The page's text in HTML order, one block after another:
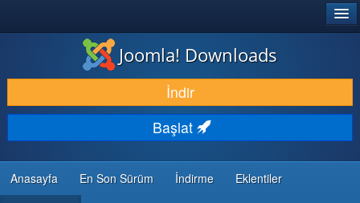
İNDIR & GENIŞLET
KEŞFET & ÖĞREN
TOPLULUK & DESTEK
GELIŞTIRICI KAYNAKLARI
Joomla! Downloads
İndir
Başlat
Anasayfa En Son Sürüm İndirme Eklentiler